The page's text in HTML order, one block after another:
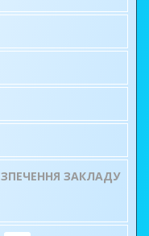
ЗАКЛАДУ